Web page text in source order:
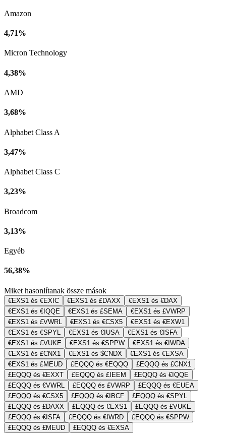
Amazon
4,71%
Micron Technology
4,38%
AMD
3,68%
Alphabet Class A
3,47%
Alphabet Class C
3,23%
Broadcom
3,13%
Egyéb
56,38%
Miket hasonlítanak össze mások
€EXS1 és €EXIC €EXS1 és £DAXX
€EXS1 és €DAX
€EXS1 és €IQQE
€EXS1 és £SEMA
€EXS1 és £VWRP
€EXS1 és £VWRL
€EXS1 és €CSX5
€EXS1 és €EXW1
€EXS1 és €SPYL
€EXS1 és €IUSA
€EXS1 és €ISFA
€EXS1 és £VUKE
€EXS1 és €SPPW
€EXS1 és €IWDA
€EXS1 és £CNX1
€EXS1 és $CNDX
€EXS1 és €EXSA
€EXS1 és £MEUD
£EQQQ és €EQQQ
£EQQQ és £CNX1
£EQQQ és €EXXT
£EQQQ és £IEEM
£EQQQ és €IQQE
£EQQQ és €VWRL
£EQQQ és £VWRP
£EQQQ és €EUEA
£EQQQ és €CSX5
£EQQQ és €IBCF
£EQQQ és €SPYL
£EQQQ és £DAXX
£EQQQ és €EXS1
£EQQQ és £VUKE
£EQQQ és €ISFA
£EQQQ és €IWRD
£EQQQ és €SPPW
£EQQQ és £MEUD
£EQQQ és €EXSA